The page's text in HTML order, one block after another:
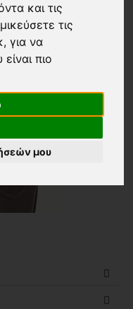
και τις
τις
,για να
πιο
μου